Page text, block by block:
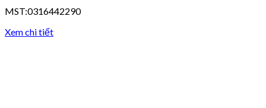
MST:0316442290
Xem chi tiết